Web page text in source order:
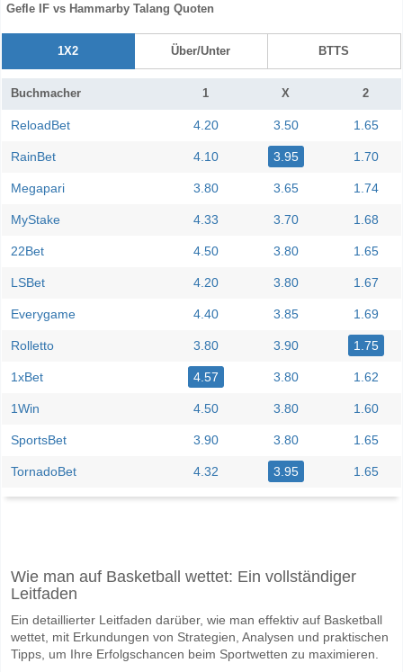
Gefle IF vs Hammarby Talang Quoten
1X2 Über/Unter BTTS
Buchmacher 1 X 2
ReloadBet 4.20 3.50 1.65
RainBet 4.10 3.95 1.70
Megapari 3.80 3.65 1.74
MyStake 4.33 3.70 1.68
22Bet 4.50 3.80 1.65
LSBet 4.20 3.80 1.67
Everygame 4.40 3.85 1.69
Rolletto 3.80 3.90 1.75
1xBet 4.57 3.80 1.62
1Win 4.50 3.80 1.60
SportsBet 3.90 3.80 1.65
TornadoBet 4.32 3.95 1.65
Das Spiel zwischen Gefle IF v Hammarby Talang 06 June 2026 15:00.
Hammarby Talang für den Gewinner den Spiel, mit einer
Wie man auf Basketball wettet: Ein vollständiger
Leitfaden
Ein detaillierter Leitfaden darüber, wie man effektiv auf Basketball
wettet, mit Erkundungen von Strategien, Analysen und praktischen
Tipps, um Ihre Erfolgschancen beim Sportwetten zu maximieren.